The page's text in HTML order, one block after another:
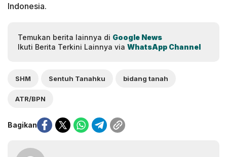
Indonesia.
Temukan berita lainnya di Google News
Ikuti Berita Terkini Lainnya via WhatsApp Channel
SHM Sentuh Tanahku bidang tanah
ATR/BPN
Bagikan